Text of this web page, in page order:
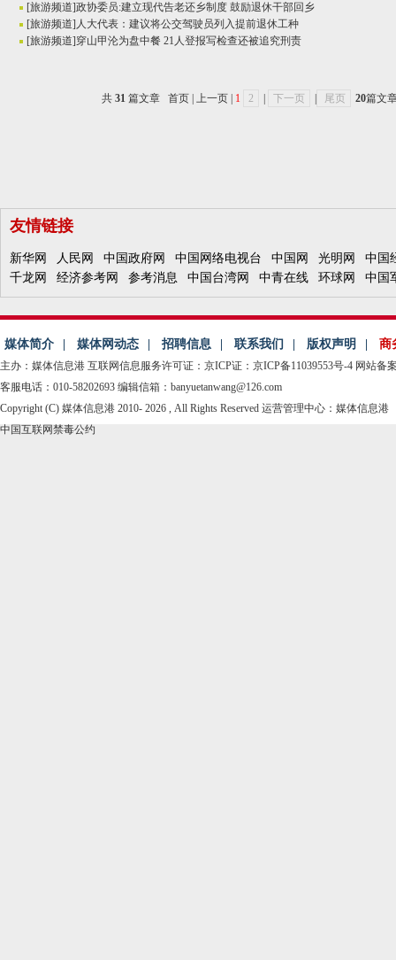
[旅游频道]政协委员:建立现代告老还乡制度 鼓励退休干部回乡
[旅游频道] 人大代表：建议将公交驾驶员列入提前退休工种
[旅游频道] 穿山甲沦为盘中餐 21人登报写检查还被追究刑责
共 31 篇文章 首页 | 上一页 | 1 2 下一页 尾页 20篇文
友情链接
新华网 人民网 中国政府网 中国网络电视台 中国网 光明网
中国
千龙网
经济参考网 参考消息 中国台湾网 中青在线 环球网 中国
媒体简介 媒体网动态 招聘信息 联系我们 版权声明 商
主办：媒体信息港 互联网信息服务许可证：京ICP证：京ICP备11039553号-4 网站备
客服电话：010-58202693 编辑信箱：banyuetanwang@126.com
Copyright (C) 媒体信息港 2010- 2026 , All Rights Reserved 运营管理中心：媒体信息港
中国互联网禁毒公约